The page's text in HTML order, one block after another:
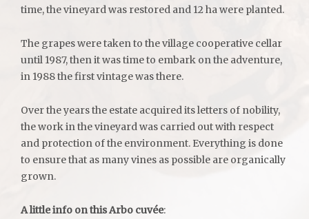
time, the vineyard was restored and 12 ha were planted.
The grapes were taken to the village cooperative cellar
until 1987, then it was time to embark on the adventure,
in 1988 the first vintage was there.
Over the years the estate acquired its letters of nobility,
the work in the vineyard was carried out with respect
and protection of the environment. Everything is done
to ensure that as many vines as possible are organically
grown.
A little info on this Arbo cuvée: